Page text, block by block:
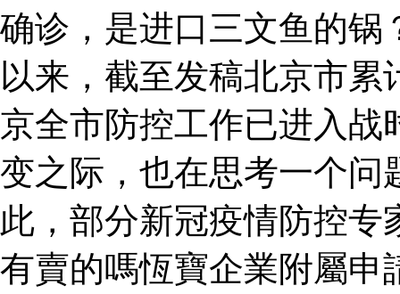
确诊，是进口三文鱼的锅
以来，截至发稿北京市
京全市防控工作已进入战
变之际，也在思考一个
此，部分新冠疫情防控
有賣的嗎恆寶企業附屬申